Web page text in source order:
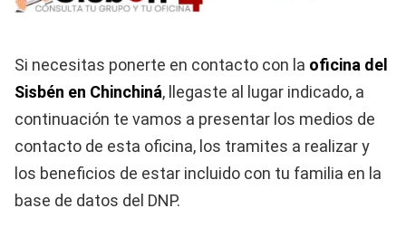
Si necesitas ponerte en contacto con la oficina del
Sisbén en Chinchiná, llegaste al lugar indicado, a
continuación te vamos a presentar los medios de
contacto de esta oficina, los tramites a realizar y
los beneficios de estar incluido con tu familia en la
base de datos del DNP.